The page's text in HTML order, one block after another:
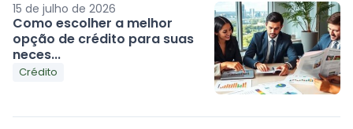
15 de julho de 2026
Como escolher a melhor
opção de crédito para suas
neces...
Crédito